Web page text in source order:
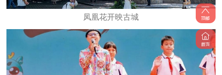
凤凰花开映古城